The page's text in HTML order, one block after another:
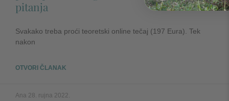
pitanja
Svakako treba proći teoretski online tečaj (197 Eura). Tek
nakon
OTVORI ČLANAK
Ana 28. rujna 2022.